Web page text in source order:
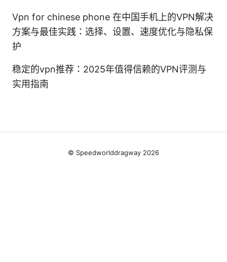
Vpn for chinese phone 在中国手机上的VPN解决
方案与最佳实践：选择、设置、速度优化与隐私保
护
稳定的vpn推荐：2025年值得信赖的VPN评测与
实用指南
© Speedworlddragway 2026